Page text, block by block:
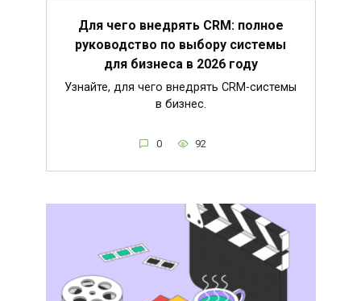
Для чего внедрять CRM: полное
руководство по выбору системы
для бизнеса в 2026 году
Узнайте, для чего внедрять CRM-системы
в бизнес.
0 92